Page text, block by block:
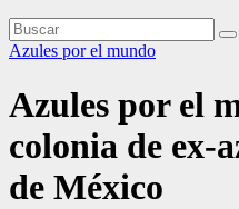
Azules por el mundo
Azules por el
colonia de ex-
de México